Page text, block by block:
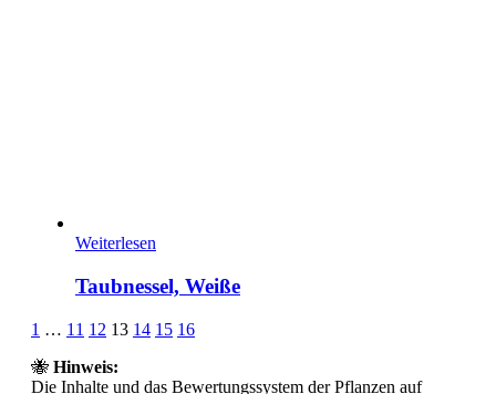
Weiterlesen
Taubnessel, Weiße
Page
of
16
Prev
1 … 11 12 13 14 15 16Next
🐝 Hinweis:
Die Inhalte und das Bewertungssystem der Pflanzen auf